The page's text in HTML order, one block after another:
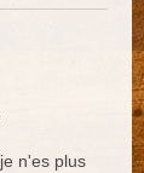
n'es plus